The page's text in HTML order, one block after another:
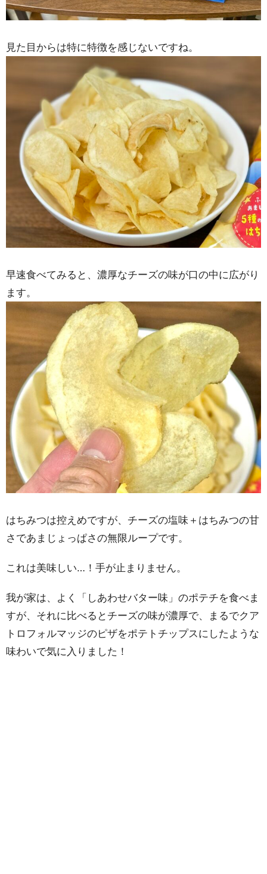
見た目からは特に特徴を感じないですね。
早速食べてみると、濃厚なチーズの味が口の中に広がり
ます。
はちみつは控えめですが、チーズの塩味＋はちみつの甘
さであまじょっぱさの無限ループです。
これは美味しい…！手が止まりません。
我が家は、よく「しあわせバター味」のポテチを食べま
すが、それに比べるとチーズの味が濃厚で、まるでクア
トロフォルマッジのピザをポテトチップスにしたような
味わいで気に入りました！